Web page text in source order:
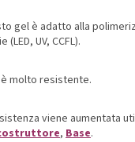
gel è adatto alla
(LED, UV, CCFL).
molto resistente.
viene aumentata
, Base.